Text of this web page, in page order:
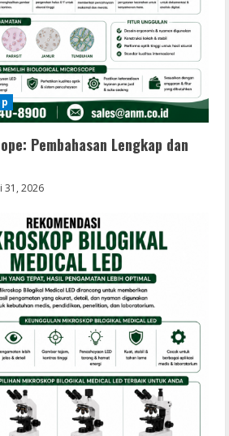
Pembahasan Lengkap dan
31, 2026